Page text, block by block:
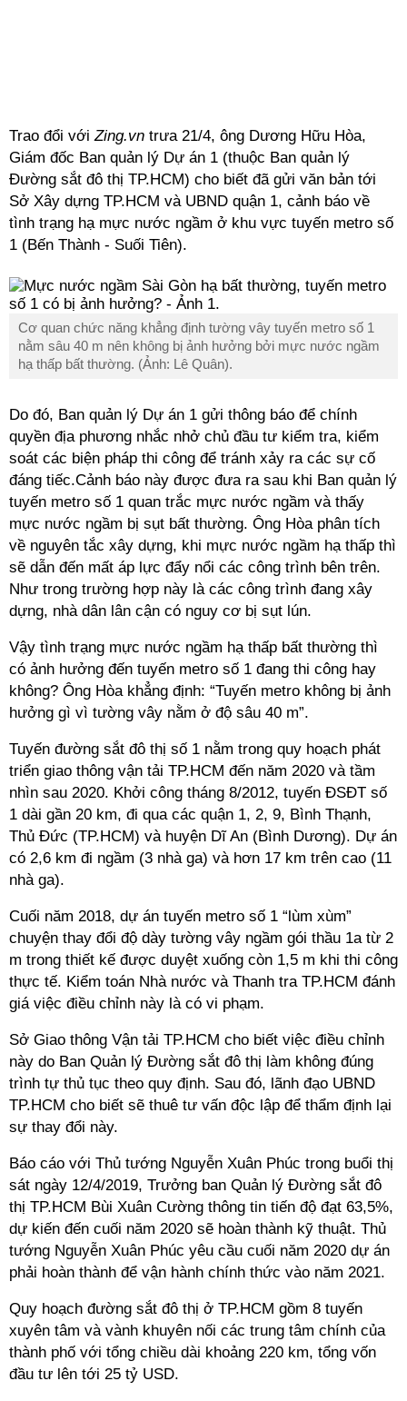
Trao đổi vớiZing.vn trưa 21/4, ông Dương Hữu Hòa,
Giám đốc Ban quản lý Dự án 1 (thuộc Ban quản lý
Đường sắt đô thị TP.HCM) cho biết đã gửi văn bản tới
Sở Xây dựng TP.HCM và UBND quận 1, cảnh báo về
tình trạng hạ mực nước ngầm ở khu vực tuyến metro số
1 (Bến Thành - Suối Tiên).
Cơ quan chức năng khẳng định tường vây tuyến metro số 1
nằm sâu 40 m nên không bị ảnh hưởng bởi mực nước ngầm
hạ thấp bất thường. (Ảnh: Lê Quân).
Do đó, Ban quản lý Dự án 1 gửi thông báo để chính
quyền địa phương nhắc nhở chủ đầu tư kiểm tra, kiểm
soát các biện pháp thi công để tránh xảy ra các sự cố
đáng tiếc.Cảnh báo này được đưa ra sau khi Ban quản lý
tuyến metro số 1 quan trắc mực nước ngầm và thấy
mực nước ngầm bị sụt bất thường. Ông Hòa phân tích
về nguyên tắc xây dựng, khi mực nước ngầm hạ thấp thì
sẽ dẫn đến mất áp lực đẩy nổi các công trình bên trên.
Như trong trường hợp này là các công trình đang xây
dựng, nhà dân lân cận có nguy cơ bị sụt lún.
Vậy tình trạng mực nước ngầm hạ thấp bất thường thì
có ảnh hưởng đến tuyến metro số 1 đang thi công hay
không? Ông Hòa khẳng định: “Tuyến metro không bị ảnh
hưởng gì vì tường vây nằm ở độ sâu 40 m”.
Tuyến đường sắt đô thị số 1 nằm trong quy hoạch phát
triển giao thông vận tải TP.HCM đến năm 2020 và tầm
nhìn sau 2020. Khởi công tháng 8/2012, tuyến ĐSĐT số
1 dài gần 20 km, đi qua các quận 1, 2, 9, Bình Thạnh,
Thủ Đức (TP.HCM) và huyện Dĩ An (Bình Dương). Dự án
có 2,6 km đi ngầm (3 nhà ga) và hơn 17 km trên cao (11
nhà ga).
Cuối năm 2018, dự án tuyến metro số 1 “lùm xùm”
chuyện thay đổi độ dày tường vây ngầm gói thầu 1a từ 2
m trong thiết kế được duyệt xuống còn 1,5 m khi thi công
thực tế. Kiểm toán Nhà nước và Thanh tra TP.HCM đánh
giá việc điều chỉnh này là có vi phạm.
Sở Giao thông Vận tải TP.HCM cho biết việc điều chỉnh
này do Ban Quản lý Đường sắt đô thị làm không đúng
trình tự thủ tục theo quy định. Sau đó, lãnh đạo UBND
TP.HCM cho biết sẽ thuê tư vấn độc lập để thẩm định lại
sự thay đổi này.
Báo cáo với Thủ tướng Nguyễn Xuân Phúc trong buổi thị
sát ngày 12/4/2019, Trưởng ban Quản lý Đường sắt đô
thị TP.HCM Bùi Xuân Cường thông tin tiến độ đạt 63,5%,
dự kiến đến cuối năm 2020 sẽ hoàn thành kỹ thuật. Thủ
tướng Nguyễn Xuân Phúc yêu cầu cuối năm 2020 dự án
phải hoàn thành để vận hành chính thức vào năm 2021.
Quy hoạch đường sắt đô thị ở TP.HCM gồm 8 tuyến
xuyên tâm và vành khuyên nối các trung tâm chính của
thành phố với tổng chiều dài khoảng 220 km, tổng vốn
đầu tư lên tới 25 tỷ USD.